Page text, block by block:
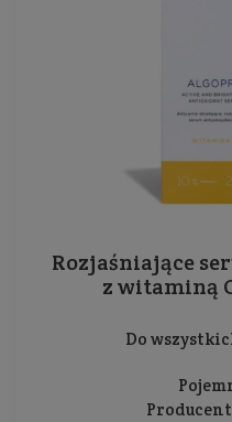
Rozjaśniające
z witaminą
Do